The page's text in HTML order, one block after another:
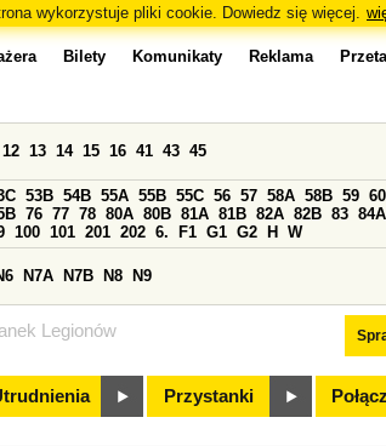
wykorzystuje pliki cookie. Dowiedz się więcej.
Legionów
Bilety Komunikaty Reklama
12 13 14 15 16 41 43 45
53B 54B 55A 55B 55C 56 57 58A 58B 59
76 77 78 80A 80B 81A 81B 82A 82B 83 84A
100 101 201 202 6. F1 G1 G2 H W
N7A N7B N8 N9
Przystanki